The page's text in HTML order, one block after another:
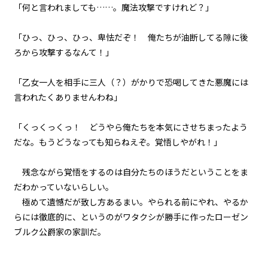
ビューワー設定
フォント
悪役令嬢、マッドなんとか地獄の
デスなんとか的な乗り物と対峙す
episode16
悪役令嬢、常にプラス思考で行動
する。
episode17
悪役令嬢、専属メイドの参戦を認
悪役令嬢、ど根性メイドの戦働き
に見惚れる。
「何と言われましても……。魔法攻撃ですけれど？」
「ひっ、ひっ、ひっ、卑怯だぞ！ 俺たちが油断してる隙に後
ろから攻撃するなんて！」
「乙女一人を相手に三人（？）がかりで恐喝してきた悪魔には
言われたくありませんわね」
「くっくっくっ！ どうやら俺たちを本気にさせちまったよう
だな。もうどうなっても知らねえぞ。覚悟しやがれ！」
残念ながら覚悟をするのは自分たちのほうだということをま
だわかっていないらしい。
極めて遺憾だが致し方あるまい。やられる前にやれ、やるか
らには徹底的に、というのがワタクシが勝手に作ったローゼン
ブルク公爵家の家訓だ。